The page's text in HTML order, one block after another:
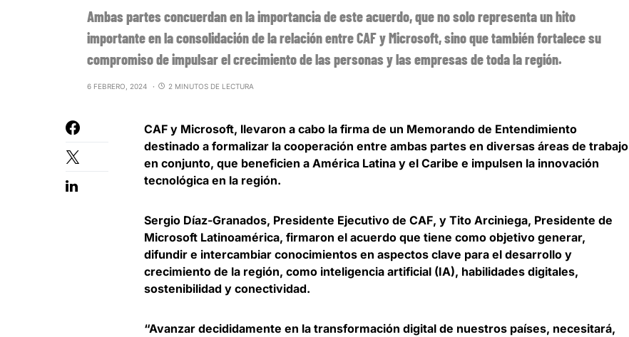
Ambas partes concuerdan en la importancia de este acuerdo, que no solo representa un hito
importante en la consolidación de la relación entre CAF y Microsoft, sino que también fortalece su
compromiso de impulsar el crecimiento de las personas y las empresas de toda la región.
6 FEBRERO, 2024 2 MINUTOS DE LECTURA
CAF y Microsoft, llevaron a cabo la firma de un Memorando de Entendimiento
destinado a formalizar la cooperación entre ambas partes en diversas áreas de trabajo
en conjunto, que beneficien a América Latina y el Caribe e impulsen la innovación
tecnológica en la región.
Sergio Díaz-Granados, Presidente Ejecutivo de CAF, y Tito Arciniega, Presidente de
Microsoft Latinoamérica, firmaron el acuerdo que tiene como objetivo generar,
difundir e intercambiar conocimientos en aspectos clave para el desarrollo y
crecimiento de la región, como inteligencia artificial (IA), habilidades digitales,
sostenibilidad y conectividad.
“Avanzar decididamente en la transformación digital de nuestros países, necesitará,